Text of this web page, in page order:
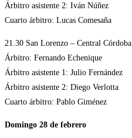
Árbitro asistente 2: Iván Núñez
Cuarto árbitro: Lucas Comesaña
21.30 San Lorenzo – Central Córdoba
Árbitro: Fernando Echenique
Árbitro asistente 1: Julio Fernández
Árbitro asistente 2: Diego Verlotta
Cuarto árbitro: Pablo Giménez
Domingo 28 de febrero